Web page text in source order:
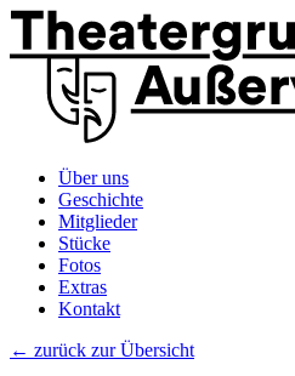
Über uns
Geschichte
Mitglieder
Stücke
Fotos
Extras
Kontakt
← zurück zur Übersicht